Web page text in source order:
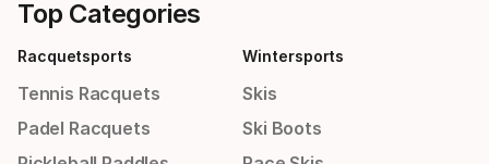
Top Categories
Racquetsports
Tennis Racquets
Padel Racquets
Wintersports
Skis
Ski Boots